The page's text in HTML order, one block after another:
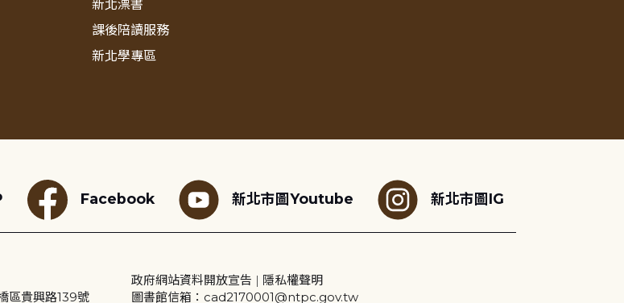
新北漂書
課後陪讀服務
新北學專區
Facebook 新北市圖Youtube 新北市圖IG
區貴興路139號
政府網站資料開放宣告 | 隱私權聲明
圖書館信箱：cad2170001@ntpc.gov.tw